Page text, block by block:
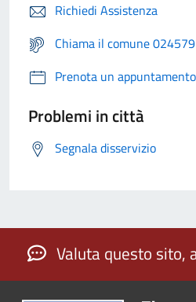
Richiedi Assistenza
Chiama il comune
Prenota un appuntamento
Problemi in città
Segnala disservizio
Valuta questo sito,